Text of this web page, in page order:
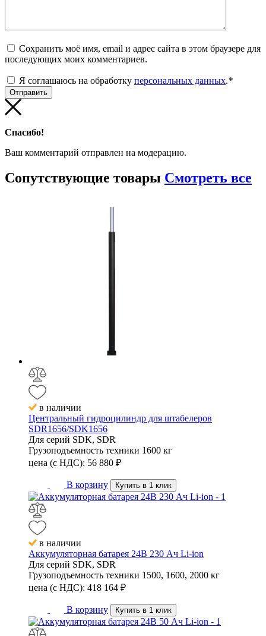
Сохранить моё имя, email и адрес сайта в этом браузере для
последующих моих комментариев.
Я соглашаюсь на обработку персональных данных.*
Спасибо!
Ваш комментарий отправлен на модерацию.
Сопутствующие товары Смотреть все
в наличии
Центральный гидроцилиндр для штабелеров
SDR1656/SDK1656
Для серий SDK, SDR
Грузоподъемность техники 1600 кг
цена (с НДС): 56 880 ₽
В корзину Купить в 1 клик
в наличии
Аккумуляторная батарея 24В 230 Ач Li-ion
Для серий SDK, SDR
Грузоподъемность техники 1500, 1600, 2000 кг
цена (с НДС): 418 164 ₽
В корзину Купить в 1 клик